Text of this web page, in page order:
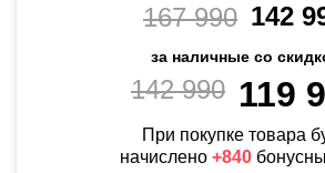
167 990 142
за наличные со
142 990 119
При покупке товара
начислено +840